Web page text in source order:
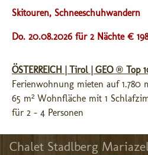
Skitouren, Schneeschuhwandern
Do. 20.08.2026 für 2 Nächte €
ÖSTERREICH | Tirol | GEO ® Top
Ferienwohnung mieten auf 1.780
65 m² Wohnfläche mit 1
für 2 - 4 Personen
Chalet Stadlberg